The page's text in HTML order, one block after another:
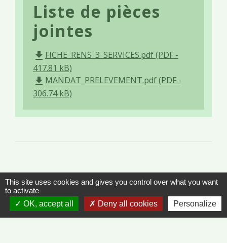
Liste de pièces
jointes
file_download FICHE_RENS_3_SERVICES.pdf (PDF -
417.81 kB)
file_download MANDAT_PRELEVEMENT.pdf (PDF -
306.74 kB)
Contacts
Commune de Vinzelles
This site uses cookies and gives you control over what you want
to activate
OK, accept all
Deny all cookies Personalize